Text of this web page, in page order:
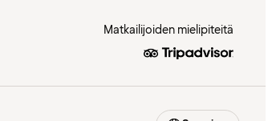
Matkailijoiden mielipiteitä